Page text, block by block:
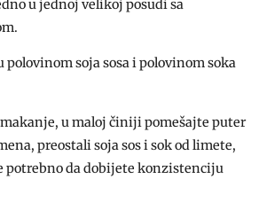
u jednoj velikoj posudi sa
soja sosa i polovinom soka
u maloj činiji pomešajte puter
preostali soja sos i sok od limete,
potrebno da dobijete konzistenciju